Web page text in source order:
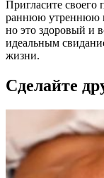
Пригласите своего
раннюю утреннюю
но это здоровый и
идеальным
жизни.
Сделайте